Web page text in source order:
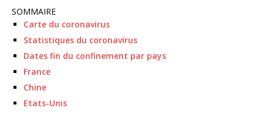
SOMMAIRE
Carte du coronavirus
Statistiques du coronavirus
Dates fin du confinement par pays
France
Chine
Etats-Unis